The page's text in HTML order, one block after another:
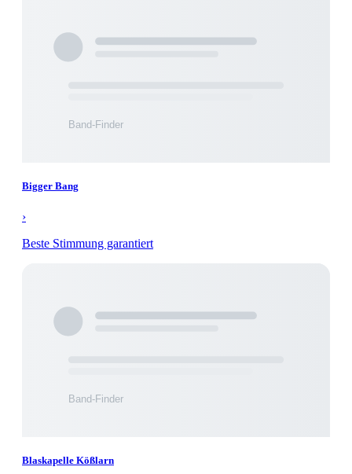
Bigger Bang
›
Beste Stimmung garantiert
Blaskapelle Kößlarn